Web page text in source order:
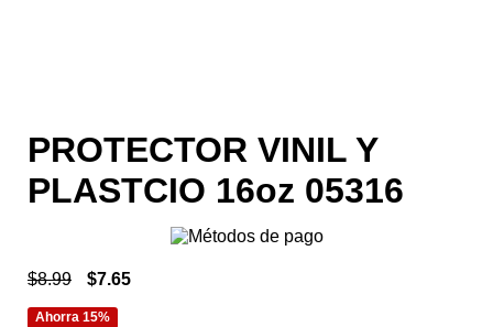
PROTECTOR VINIL Y
PLASTCIO 16oz 05316
$8.99 $7.65
Ahorra 15%